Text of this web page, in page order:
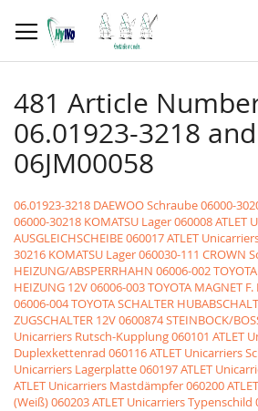
to
Content
481 Article
06.01923-3218 and
06JM00058
06.01923-3218 DAEWOO Schraube06000-
06000-30218 KOMATSU Lager060008 ATLET
AUSGLEICHSCHEIBE060017 ATLET
30216 KOMATSU Lager060030-111 CROWN
HEIZUNG/ABSPERRHAHN 06006-002
HEIZUNG 12V06006-003 TOYOTA MAGNET
06006-004 TOYOTA SCHALTER
ZUGSCHALTER 12V0600874 STEINBOCK/
Unicarriers Rutsch-Kupplung060101 ATLET
Duplexkettenrad 060116 ATLET Unicarriers
Unicarriers Lagerplatte060197 ATLET
ATLET Unicarriers Mastdämpfer060200
(Weiß)060203 ATLET Unicarriers Typenschild